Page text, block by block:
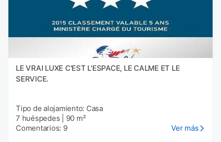
LE VRAI LUXE C'EST L'ESPACE, LE CALME ET LE
SERVICE.
Tipo de alojamiento: Casa
7 huéspedes
90 m²
Comentarios: 9
Ver más